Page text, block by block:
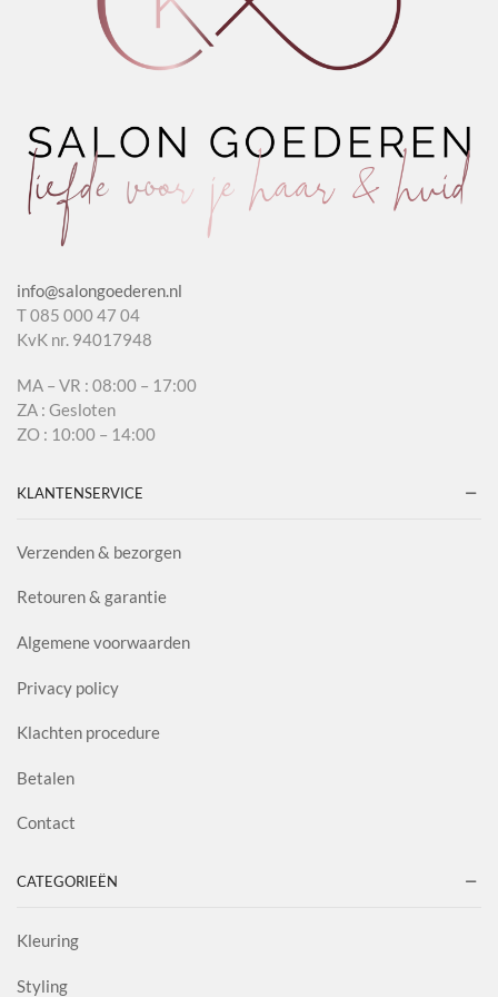
info@salongoederen.nl
T 085 000 47 04
KvK nr. 94017948
MA – VR : 08:00 – 17:00
ZA : Gesloten
ZO : 10:00 – 14:00
KLANTENSERVICE
Verzenden & bezorgen
Retouren & garantie
Algemene voorwaarden
Privacy policy
Klachten procedure
Betalen
Contact
CATEGORIEËN
Kleuring
Styling